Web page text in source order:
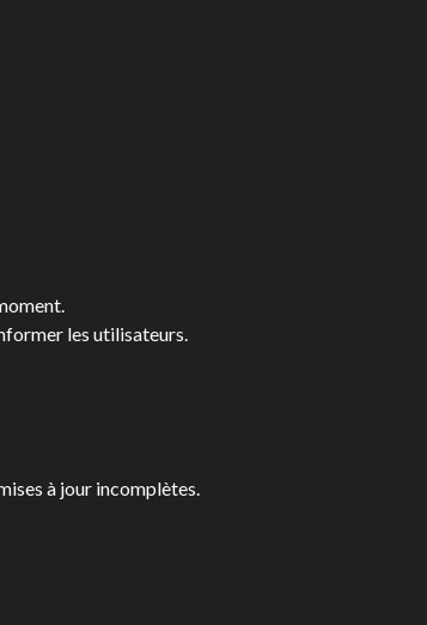
les utilisateurs.
à jour incomplètes.